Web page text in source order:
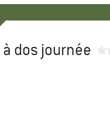
dos journée